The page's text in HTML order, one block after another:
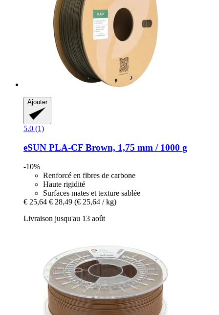
Ajouter
5.0 (1)
eSUN PLA-​CF Brown, 1,75 mm / 1000 g
-10%
Renforcé en fibres de carbone
Haute rigidité
Surfaces mates et texture sablée
€ 25,64 € 28,49 (€ 25,64 / kg)
Livraison jusqu'au 13 août